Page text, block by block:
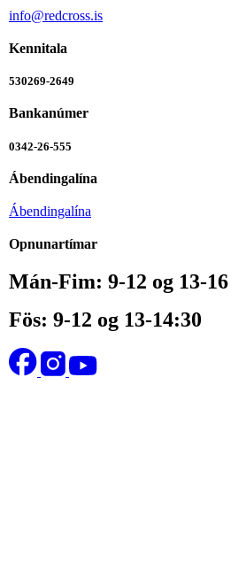
info@redcross.is
Kennitala
530269-2649
Bankanúmer
0342-26-555
Ábendingalína
Ábendingalína
Opnunartímar
Mán-Fim: 9-12 og 13-16
Fös: 9-12 og 13-14:30